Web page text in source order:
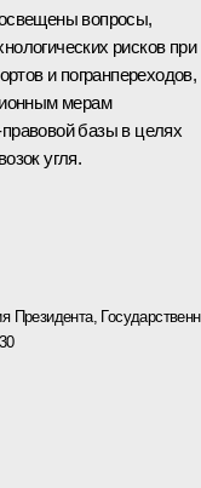
вопросы,
рисков при
и погранпереходов,
мерам
базы в целях
угля.
Президента,